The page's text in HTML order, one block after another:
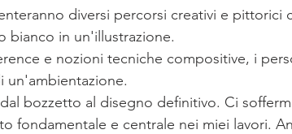
diversi percorsi creativi e pittorici
bianco in un'illustrazione.
e nozioni tecniche compositive, i
un'ambientazione.
bozzetto al disegno definitivo. Ci
fondamentale e centrale nei miei lavori.